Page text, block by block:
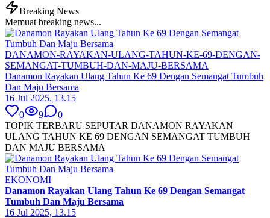
Breaking News
Memuat breaking news...
DANAMON-RAYAKAN-ULANG-TAHUN-KE-69-DENGAN-
SEMANGAT-TUMBUH-DAN-MAJU-BERSAMA
Danamon Rayakan Ulang Tahun Ke 69 Dengan Semangat Tumbuh
Dan Maju Bersama
16 Jul 2025, 13.15
0
9
0
TOPIK TERBARU SEPUTAR DANAMON RAYAKAN
ULANG TAHUN KE 69 DENGAN SEMANGAT TUMBUH
DAN MAJU BERSAMA
EKONOMI
Danamon Rayakan Ulang Tahun Ke 69 Dengan Semangat
Tumbuh Dan Maju Bersama
16 Jul 2025, 13.15